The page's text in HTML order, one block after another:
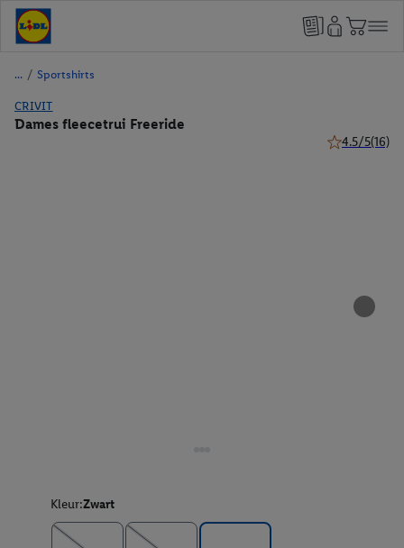
/ Sportshirts
CRIVIT
Dames fleecetrui Freeride
4.5/5(16)
Kleur:Zwart